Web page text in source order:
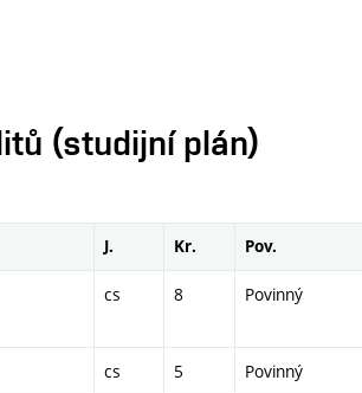
(studijní plán)
J. Kr. Pov.
cs 8 Povinný
cs 5 Povinný